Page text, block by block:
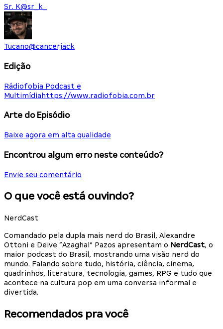
Sr. K@sr_k_
Tucano@cancerjack
Edição
Rádiofobia Podcast e
Multimídia https://www.radiofobia.com.br
Arte do Episódio
Baixe agora em alta qualidade
Encontrou algum erro neste conteúdo?
Envie seu comentário
O que você está ouvindo?
NerdCast
Comandado pela dupla mais nerd do Brasil, Alexandre
Ottoni e Deive “Azaghal” Pazos apresentam o NerdCast, o
maior podcast do Brasil, mostrando uma visão nerd do
mundo. Falando sobre tudo, história, ciência, cinema,
quadrinhos, literatura, tecnologia, games, RPG e tudo que
acontece na cultura pop em uma conversa informal e
divertida.
Recomendados pra você